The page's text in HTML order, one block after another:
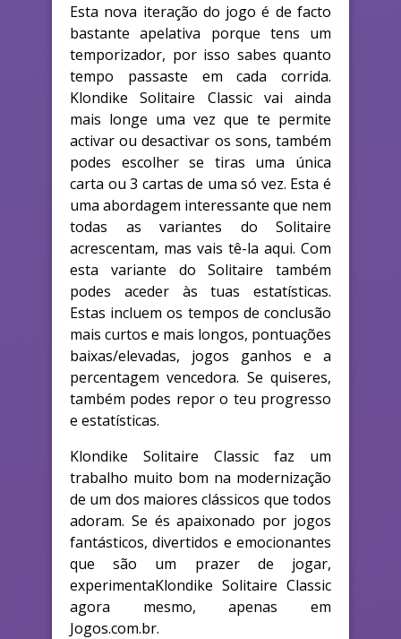
Esta nova iteração do jogo é de facto
bastante apelativa porque tens um
temporizador, por isso sabes quanto
tempo passaste em cada corrida.
Klondike Solitaire Classic vai ainda
mais longe uma vez que te permite
activar ou desactivar os sons, também
podes escolher se tiras uma única
carta ou 3 cartas de uma só vez. Esta é
uma abordagem interessante que nem
todas as variantes do Solitaire
acrescentam, mas vais tê-la aqui. Com
esta variante do Solitaire também
podes aceder às tuas estatísticas.
Estas incluem os tempos de conclusão
mais curtos e mais longos, pontuações
baixas/elevadas, jogos ganhos e a
percentagem vencedora. Se quiseres,
também podes repor o teu progresso
e estatísticas.
Klondike Solitaire Classic faz um
trabalho muito bom na modernização
de um dos maiores clássicos que todos
adoram. Se és apaixonado por jogos
fantásticos, divertidos e emocionantes
que são um prazer de jogar,
experimentaKlondike Solitaire Classic
agora mesmo, apenas em
Jogos.com.br.